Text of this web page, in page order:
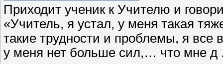
Приходит ученик к Учителю и
«Учитель, я устал, у меня такая
такие трудности и проблемы, я все
у меня нет больше сил,… что мне д